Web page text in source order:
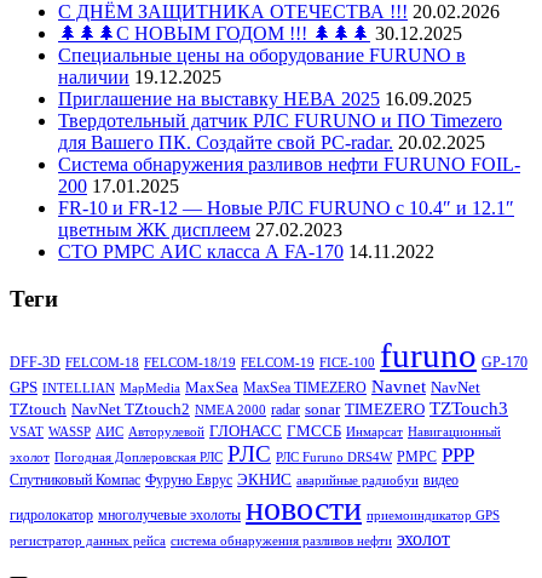
С ДНЁМ ЗАЩИТНИКА ОТЕЧЕСТВА !!! 20.02.2026
🌲🌲🌲С НОВЫМ ГОДОМ !!! 🌲🌲🌲 30.12.2025
Специальные цены на оборудование FURUNO в
наличии 19.12.2025
Приглашение на выставку НЕВА 2025 16.09.2025
Твердотельный датчик РЛС FURUNO и ПО Timezero
для Вашего ПК. Создайте свой PC-radar. 20.02.2025
Система обнаружения разливов нефти FURUNO FOIL-
200 17.01.2025
FR-10 и FR-12 — Новые РЛС FURUNO c 10.4″ и 12.1″
цветным ЖК дисплеем 27.02.2023
СТО РМРС АИС класса А FA-170 14.11.2022
Теги
DFF-3D FELCOM-18 FELCOM-18/19 FELCOM-19 FICE-100 furuno GP-170
GPS INTELLIAN MapMedia MaxSea MaxSea TIMEZERO Navnet NavNet
TZtouch NavNet TZtouch2 NMEA 2000 radar sonar TIMEZERO TZTouch3
VSAT WASSP АИС Авторулевой ГЛОНАСС ГМССБ Инмарсат Навигационный
эхолот Погодная Доплеровская РЛС РЛС РЛС Furuno DRS4W РМРС РРР
Спутниковый Компас Фуруно Еврус ЭКНИС аварийные радиобуи видео
гидролокатор многолучевые эхолоты новости приемоиндикатор GPS
регистратор данных рейса система обнаружения разливов нефти эхолот